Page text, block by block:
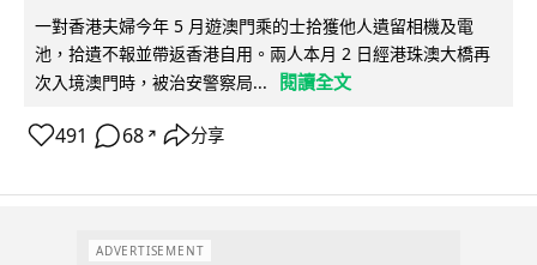
一對香港夫婦今年 5 月遊澳門乘的士拾獲他人遺留相機及電
池，拾遺不報並帶返香港自用。兩人本月 2 日經港珠澳大橋再
次入境澳門時，被治安警察局...
閱讀全文
491 68 ↗ 分享
ADVERTISEMENT